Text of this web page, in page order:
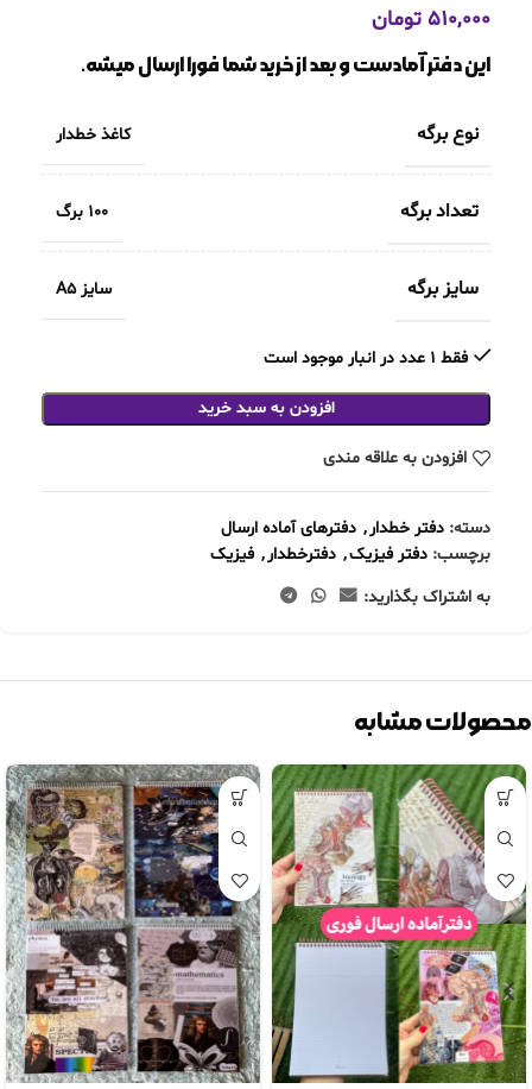
۵۱۰,۰۰۰ تومان
این دفتر آمادست و بعد از خرید شما فورا ارسال میشه.
نوع برگه کاغذ خطدار
تعداد برگه 100 برگ
سایز برگه سایز A5
فقط 1 عدد در انبار موجود است
افزودن به سبد خرید
افزودن به علاقه مندی
دسته: دفتر خطدار, دفترهای آماده ارسال
برچسب: دفتر فیزیک, دفترخطدار, فیزیک
به اشتراک بگذارید:
محصولات مشابه